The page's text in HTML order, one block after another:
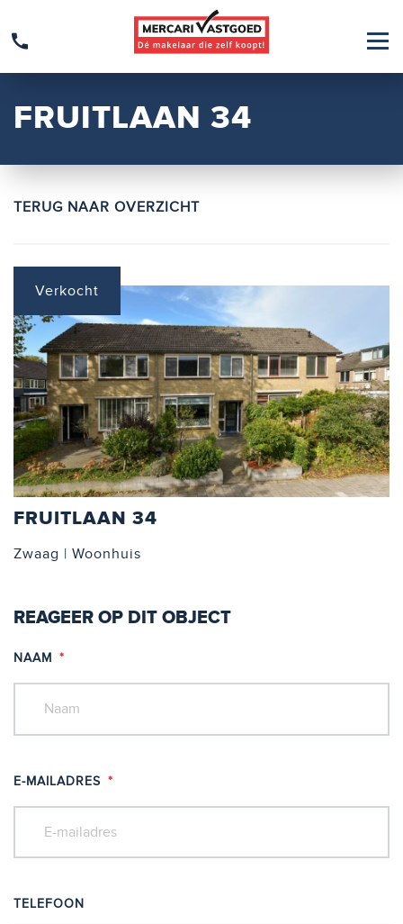
FRUITLAAN 34
TERUG NAAR OVERZICHT
Verkocht
FRUITLAAN 34
Zwaag | Woonhuis
REAGEER OP DIT OBJECT
NAAM *
E-MAILADRES *
TELEFOON